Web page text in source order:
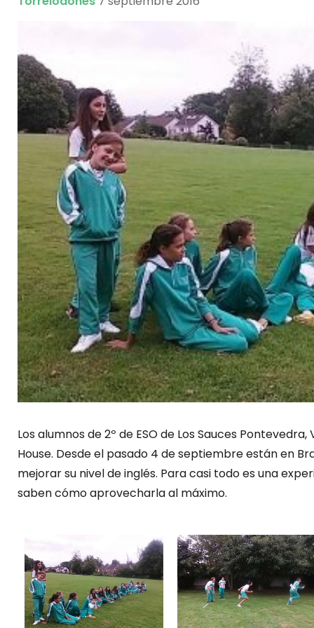
Los alumnos de 2º de ESO de Los Sauces
House. Desde el pasado 4 de septiembre están en
mejorar su nivel de inglés. Para casi todo es una
saben cómo aprovecharla al máximo.